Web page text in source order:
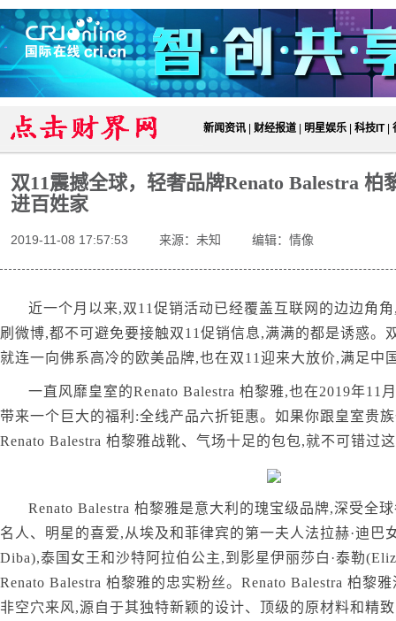
新闻资讯 财经报道 明星娱乐 科技IT|
双11震撼全球，轻奢品牌Renato Balestra 柏
进百姓家
2019-11-08 17:57:53 来源：未知 编辑：情像
近一个月以来,双11促销活动已经覆盖互联网的边边角
刷微博,都不可避免要接触双11促销信息,满满的都是诱惑。
就连一向佛系高冷的欧美品牌,也在双11迎来大放价,满足中
一直风靡皇室的Renato Balestra 柏黎雅,也在2019年11
带来一个巨大的福利:全线产品六折钜惠。如果你跟皇室贵
Renato Balestra 柏黎雅战靴、气场十足的包包,就不可错过
Renato Balestra 柏黎雅是意大利的瑰宝级品牌,深受全
名人、明星的喜爱,从埃及和菲律宾的第一夫人法拉赫·迪巴
Diba),泰国女王和沙特阿拉伯公主,到影星伊丽莎白·泰勒
Renato Balestra 柏黎雅的忠实粉丝。Renato Balestra 柏黎
非空穴来风,源自于其独特新颖的设计、顶级的原材料和精